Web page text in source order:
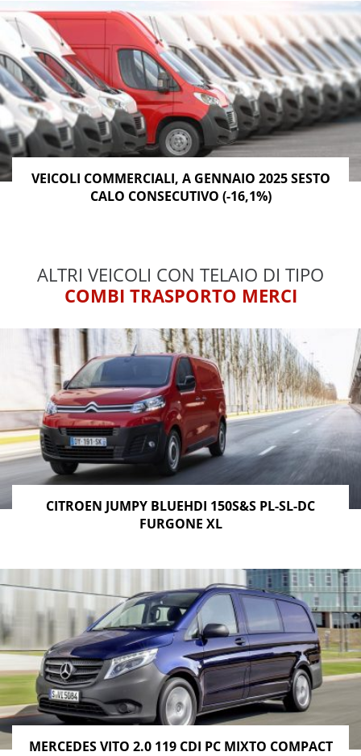
VEICOLI COMMERCIALI, A GENNAIO 2025 SESTO
CALO CONSECUTIVO (-16,1%)
ALTRI VEICOLI CON TELAIO DI TIPO
COMBI TRASPORTO MERCI
CITROEN JUMPY BLUEHDI 150S&S PL-SL-DC
FURGONE XL
MERCEDES VITO 2.0 119 CDI PC MIXTO COMPACT